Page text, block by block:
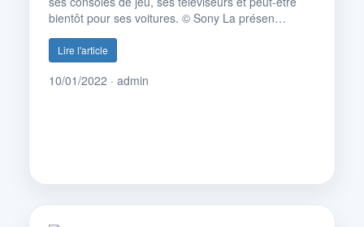
bientôt pour ses voitures. © Sony La présen…
Lire l'article
10/01/2022 · admin